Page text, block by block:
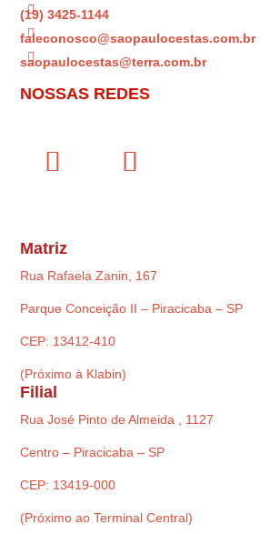

(19) 3425-1144

faleconosco@saopaulocestas.com.br

saopaulocestas@terra.com.br
NOSSAS REDES
Matriz
Rua Rafaela Zanin, 167
Parque Conceição II – Piracicaba – SP
CEP: 13412-410
(Próximo à Klabin)
Filial
Rua José Pinto de Almeida , 1127
Centro – Piracicaba – SP
CEP: 13419-000
(Próximo ao Terminal Central)